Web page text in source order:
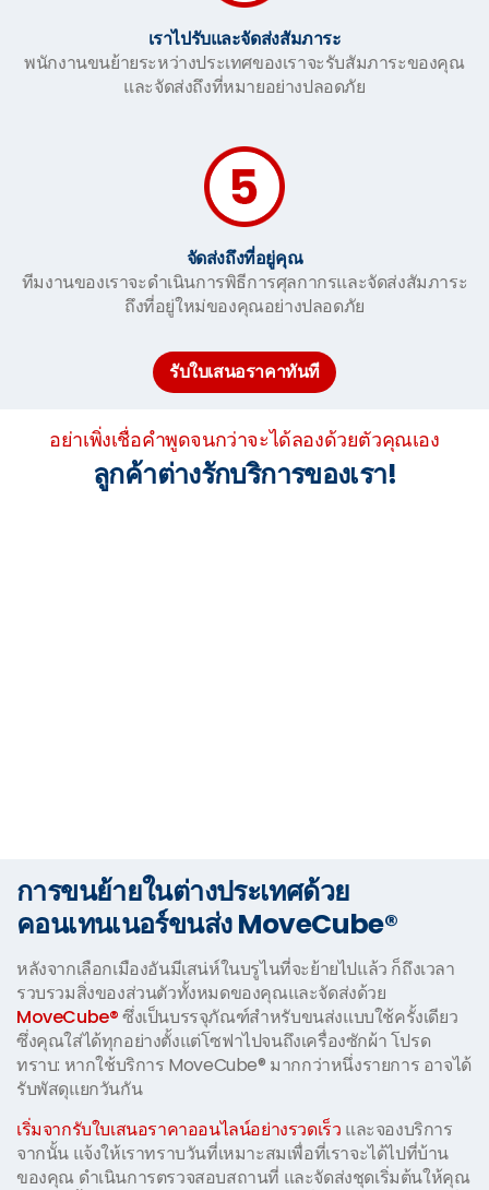
เราไปรับและจัดส่งสัมภาระ
พนักงานขนย้ายระหว่างประเทศของเราจะรับสัมภาระของคุณ
และจัดส่งถึงที่หมายอย่างปลอดภัย
จัดส่งถึงที่อยู่คุณ
ทีมงานของเราจะดำเนินการพิธีการศุลกากรและจัดส่งสัมภาระ
ถึงที่อยู่ใหม่ของคุณอย่างปลอดภัย
รับใบเสนอราคาทันที
อย่าเพิ่งเชื่อคำพูดจนกว่าจะได้ลองด้วยตัวคุณเอง
ลูกค้าต่างรักบริการของเรา!
การขนย้ายในต่างประเทศด้วย
คอนเทนเนอร์ขนส่ง MoveCube®
หลังจากเลือกเมืองอันมีเสน่ห์ในบรูไนที่จะย้ายไปแล้ว ก็ถึงเวลา
รวบรวมสิ่งของส่วนตัวทั้งหมดของคุณและจัดส่งด้วย
MoveCube®ซึ่งเป็นบรรจุภัณฑ์สำหรับขนส่งแบบใช้ครั้งเดียว
ซึ่งคุณใส่ได้ทุกอย่างตั้งแต่โซฟาไปจนถึงเครื่องซักผ้า โปรด
ทราบ: หากใช้บริการ MoveCube® มากกว่าหนึ่งรายการ อาจได้
รับพัสดุแยกวันกัน
เริ่มจากรับใบเสนอราคาออนไลน์อย่างรวดเร็ว และจองบริการ
จากนั้น แจ้งให้เราทราบวันที่เหมาะสมเพื่อที่เราจะได้ไปที่บ้าน
ของคุณ ดำเนินการตรวจสอบสถานที่ และจัดส่งชุดเริ่มต้นให้คุณ